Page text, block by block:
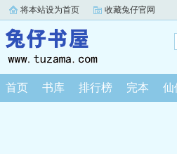
将本站设为首页 收藏兔仔官网
首页 书库 排行榜 完本 仙